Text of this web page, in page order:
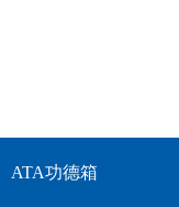
ATA功德箱